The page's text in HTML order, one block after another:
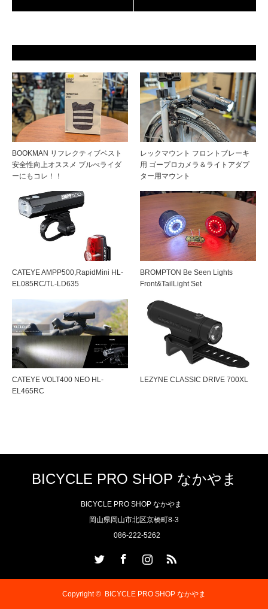
BOOKMAN リフレクティブベスト
安全性向上オススメ ブルべライダ
ーにもコレ！！
レックマウント フロントブレーキ
用 ゴープロカメラ＆ライトアダプ
ター用マウント
CATEYE AMPP500,RapidMini HL-
EL085RC/TL-LD635
BROMPTON Be Seen Lights
Front&TailLight Set
CATEYE VOLT400 NEO HL-
EL465RC
LEZYNE CLASSIC DRIVE 700XL
BICYCLE PRO SHOP なかやま
BICYCLE PRO SHOP なかやま
岡山県岡山市北区京橋町8-3
086-222-5262
Copyright © BICYCLE PRO SHOP なかやま